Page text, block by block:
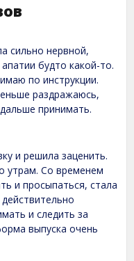
сильно нервной,
будто какой-то.
по инструкции.
раздражаюсь,
принимать.
и решила заценить.
утрам. Со временем
и просыпаться, стала
и следить за
выпуска очень